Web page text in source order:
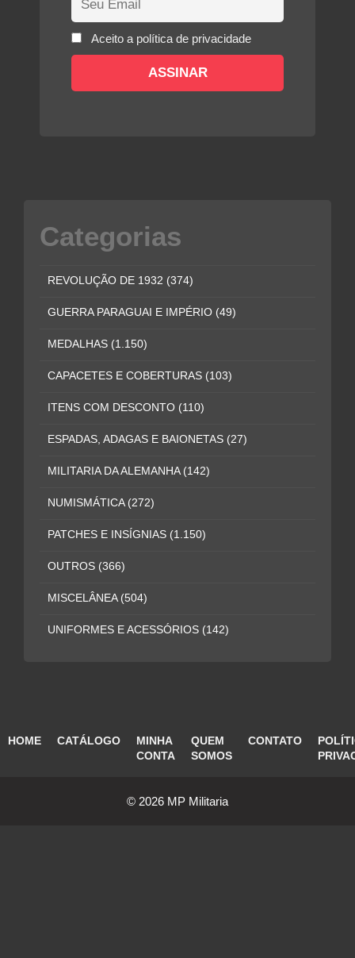
Aceito a política de privacidade
Categorias
REVOLUÇÃO DE 1932 (374)
GUERRA PARAGUAI E IMPÉRIO (49)
MEDALHAS (1.150)
CAPACETES E COBERTURAS (103)
ITENS COM DESCONTO (110)
ESPADAS, ADAGAS E BAIONETAS (27)
MILITARIA DA ALEMANHA (142)
NUMISMÁTICA (272)
PATCHES E INSÍGNIAS (1.150)
OUTROS (366)
MISCELÂNEA (504)
UNIFORMES E ACESSÓRIOS (142)
HOME CATÁLOGO
MINHA
CONTA
QUEM
SOMOS
CONTATO
© 2026 MP Militaria